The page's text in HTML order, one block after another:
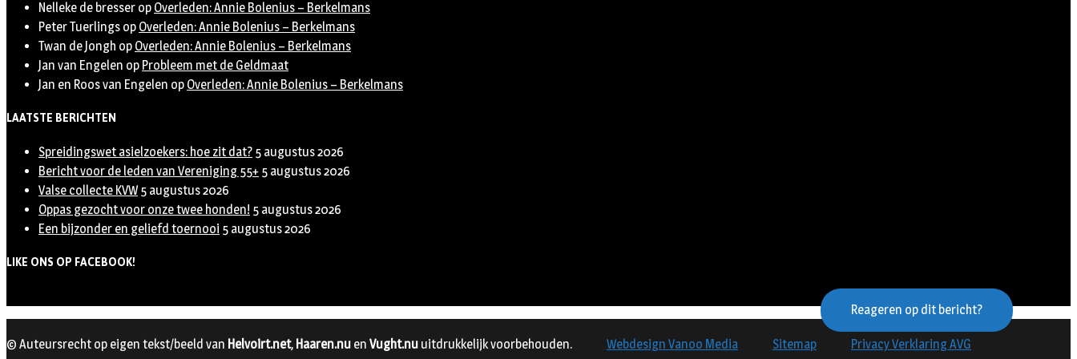
Nelleke de bresser op Overleden: Annie Bolenius – Berkelmans
Peter Tuerlings op Overleden: Annie Bolenius – Berkelmans
Twan de Jongh op Overleden: Annie Bolenius – Berkelmans
Jan van Engelen op Probleem met de Geldmaat
Jan en Roos van Engelen op Overleden: Annie Bolenius – Berkelmans
LAATSTE BERICHTEN
Spreidingswet asielzoekers: hoe zit dat? 5 augustus 2026
Bericht voor de leden van Vereniging 55+ 5 augustus 2026
Valse collecte KVW 5 augustus 2026
Oppas gezocht voor onze twee honden! 5 augustus 2026
Een bijzonder en geliefd toernooi 5 augustus 2026
LIKE ONS OP FACEBOOK!
Reageren op dit bericht?
© Auteursrecht op eigen tekst/beeld van Helvoirt.net, Haaren.nu en Vught.nu uitdrukkelijk voorbehouden. Webdesign Vanoo Media Sitemap Privacy Verklaring AVG